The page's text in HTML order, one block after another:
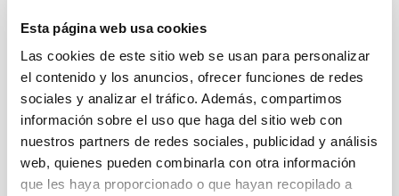
Esta página web usa cookies
Las cookies de este sitio web se usan para personalizar
el contenido y los anuncios, ofrecer funciones de redes
sociales y analizar el tráfico. Además, compartimos
información sobre el uso que haga del sitio web con
nuestros partners de redes sociales, publicidad y análisis
web, quienes pueden combinarla con otra información
que les haya proporcionado o que hayan recopilado a
la recomposición de los vínculos familiares.
clases sociales acomodadas y en su
aproximación a los límites de la psicología
humana, escribió, en Valentina, una auténtica
tragedia de la modernidad, vertebrada a través de
las pasiones y el choque frontal entre el
inconformismo de la hija, un personaje
ambivalente y fascinante, y la resignación de la
madre.